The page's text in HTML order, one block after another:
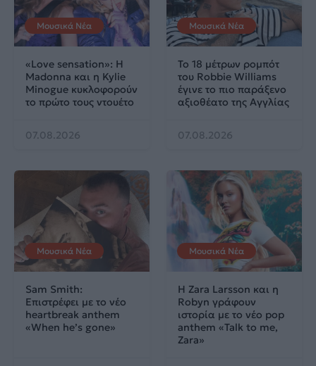
Μουσικά Νέα
«Love sensation»: Η
Madonna και η Kylie
Minogue κυκλοφορούν
το πρώτο τους ντουέτο
07.08.2026
Μουσικά Νέα
Το 18 μέτρων ρομπότ
του Robbie Williams
έγινε το πιο παράξενο
αξιοθέατο της Αγγλίας
07.08.2026
Μουσικά Νέα
Sam Smith:
Επιστρέφει με το νέο
heartbreak anthem
«When he’s gone»
Μουσικά Νέα
Η Zara Larsson και η
Robyn γράφουν
ιστορία με το νέο pop
anthem «Talk to me,
Zara»